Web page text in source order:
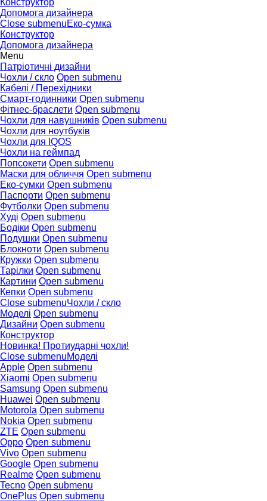
Конструктор
Допомога дизайнера
Close submenuЕко-сумка
Конструктор
Допомога дизайнера
Menu
Патріотичні дизайни
Чохли / скло Open submenu
Кабелі / Перехідники
Смарт-годинники Open submenu
Фітнес-браслети Open submenu
Чохли для навушників Open submenu
Чохли для ноутбуків
Чохли для IQOS
Чохли на геймпад
Попсокети Open submenu
Маски для обличчя Open submenu
Еко-сумки Open submenu
Паспорти Open submenu
Футболки Open submenu
Худі Open submenu
Бодіки Open submenu
Подушки Open submenu
Блокноти Open submenu
Кружки Open submenu
Тарілки Open submenu
Картини Open submenu
Кепки Open submenu
Close submenuЧохли / скло
Моделі Open submenu
Дизайни Open submenu
Конструктор
Новинка! Протиударні чохли!
Close submenuМоделі
Apple Open submenu
Xiaomi Open submenu
Samsung Open submenu
Huawei Open submenu
Motorola Open submenu
Nokia Open submenu
ZTE Open submenu
Oppo Open submenu
Vivo Open submenu
Google Open submenu
Realme Open submenu
Tecno Open submenu
OnePlus Open submenu